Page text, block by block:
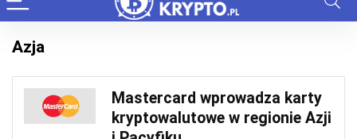
Azja
Mastercard wprowadza karty
kryptowalutowe w regionie Azji